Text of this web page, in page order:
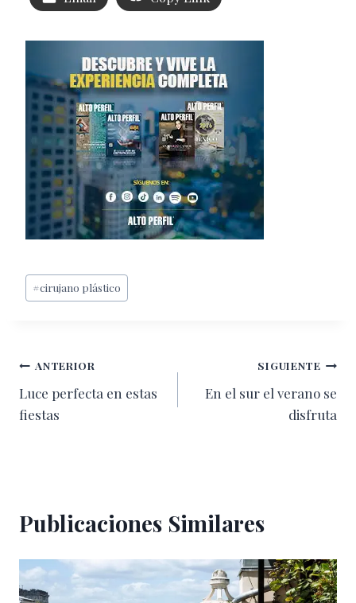
Etiquetas
de
#cirujano plástico
Navegación
de
ANTERIOR
Luce perfecta en estas
fiestas
SIGUIENTE
En el sur el verano se
disfruta
Publicaciones Similares